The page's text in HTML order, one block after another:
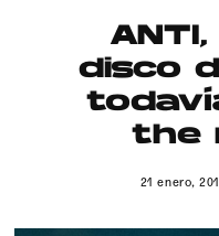
disco
the
21 enero,